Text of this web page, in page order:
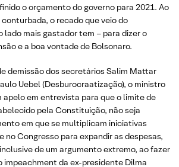
o orçamento do governo para 2021. Ao
o recado que veio do
lado mais gastador tem – para dizer o
e a boa vontade de Bolsonaro.
demissão dos secretários Salim Mattar
Uebel (Desburocraatização), o ministro
apelo em entrevista para que o limite de
pela Constituição, não seja
em que se multiplicam iniciativas
no Congresso para expandir as despesas,
de um argumento extremo, ao fazer
impeachment da ex-presidente Dilma